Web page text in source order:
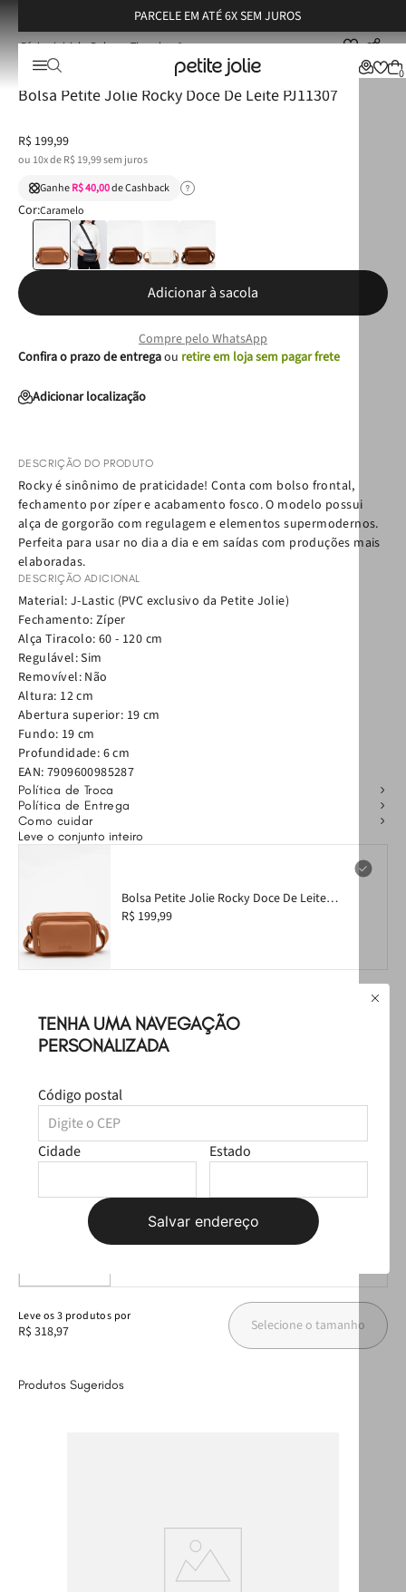
PARCELE EM ATÉ 6X SEM JUROS
TENHA UMA NAVEGAÇÃO
PERSONALIZADA
Código postal
Cidade Estado
Salvar endereço
0
Bolsas Tiracolo Bolsa Petite Jolie Rocky Doce De Leite PJ11307
☆☆
Bolsa Petite Jolie Rocky Doce De Leite PJ11307
R$ 199,99
ou 10x deR$ 19,99sem juros
GanheR$ 40,00de Cashback
Cor:Caramelo
Adicionar à sacola
Compre pelo WhatsApp
Confira o prazo de entregaou retire em loja sem pagar frete
Adicionar localização
DESCRIÇÃO DO PRODUTO
Rocky é sinônimo de praticidade! Conta com bolso frontal,
fechamento por zíper e acabamento fosco. O modelo possui
alça de gorgorão com regulagem e elementos supermodernos.
Perfeita para usar no dia a dia e em saídas com produções mais
elaboradas.
DESCRIÇÃO ADICIONAL
Material: J-Lastic (PVC exclusivo da Petite Jolie)
Fechamento: Zíper
Alça Tiracolo: 60 - 120 cm
Regulável: Sim
Removível: Não
Altura: 12 cm
Abertura superior: 19 cm
Fundo: 19 cm
Profundidade: 6 cm
EAN: 7909600985287
Política de Troca
Política de Entrega
Como cuidar
Leve o conjunto inteiro
Bolsa Petite Jolie Rocky Doce De Leite
PJ11307
R$ 199,99
PJ20267
R$ 28,99
Chinelo Petite Jolie Fresh Up Doce De
Leite/Ouro PJ7321 35
R$ 89,99
Tamanho: Selecione aqui
Leveos3 produtos por
R$ 318,97 Selecione o tamanho
Produtos Sugeridos